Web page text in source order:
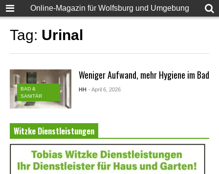
Online-Magazin für Wolfsburg und Umgebung
Tag: Urinal
BAD &
SANITÄR
Weniger Aufwand, mehr Hygiene im Bad
HH - April 6, 2026
Witzke Dienstleistungen